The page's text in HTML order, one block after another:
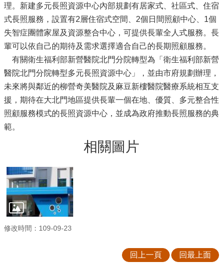
理。新建多元長照資源中心內部規劃有居家式、社區式、住宿
式長照服務，設置有2層住宿式空間、2個日間照顧中心、1個
失智症團體家屋及資源整合中心，可提供長輩全人式服務。長
輩可以依自己的期待及需求選擇適合自己的長期照顧服務。
有關衛生福利部新營醫院北門分院轉型為「衛生福利部新營
醫院北門分院轉型多元長照資源中心」，並由市府規劃辦理，
未來將與鄰近的柳營奇美醫院及麻豆新樓醫院醫療系統相互支
援，期待在大北門地區提供長輩一個在地、優質、多元整合性
照顧服務模式的長照資源中心，並成為政府推動長照服務的典
範。
相關圖片
修改時間：109-09-23
回上一頁 回最上面